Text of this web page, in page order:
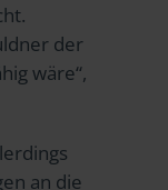
der
wäre“,
an die